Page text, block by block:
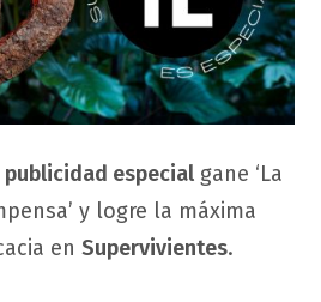
publicidad especial gane ‘La
y logre la máxima
en Supervivientes.